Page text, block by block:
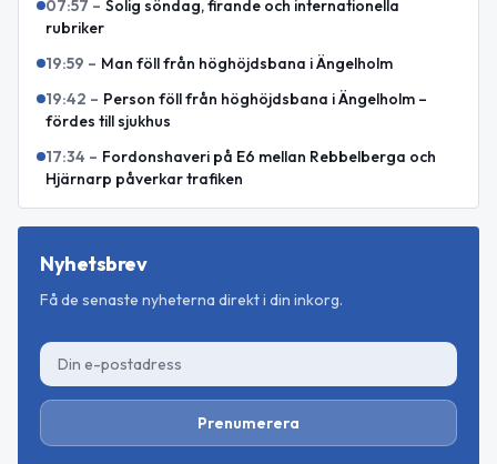
07:57 – Solig söndag, firande och internationella
rubriker
19:59 – Man föll från höghöjdsbana i Ängelholm
19:42 – Person föll från höghöjdsbana i Ängelholm –
fördes till sjukhus
17:34 – Fordonshaveri på E6 mellan Rebbelberga och
Hjärnarp påverkar trafiken
Nyhetsbrev
Få de senaste nyheterna direkt i din inkorg.
Prenumerera